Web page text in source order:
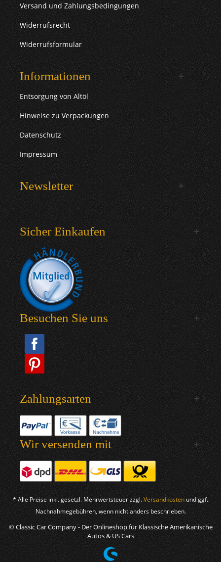
Versand und Zahlungsbedingungen
Widerrufsrecht
Widerrufsformular
Informationen
Entsorgung von Altöl
Hinweise zu Verpackungen
Datenschutz
Impressum
Newsletter
Sicher Einkaufen
Besuchen Sie uns
Zahlungsarten
Wir versenden mit
* Alle Preise inkl. gesetzl. Mehrwertsteuer zzgl.Versandkosten und ggf.
Nachnahmegebühren, wenn nicht anders beschrieben.
© Classic Car Company - Der Onlineshop für Klassische Amerikanische
Autos & US Cars